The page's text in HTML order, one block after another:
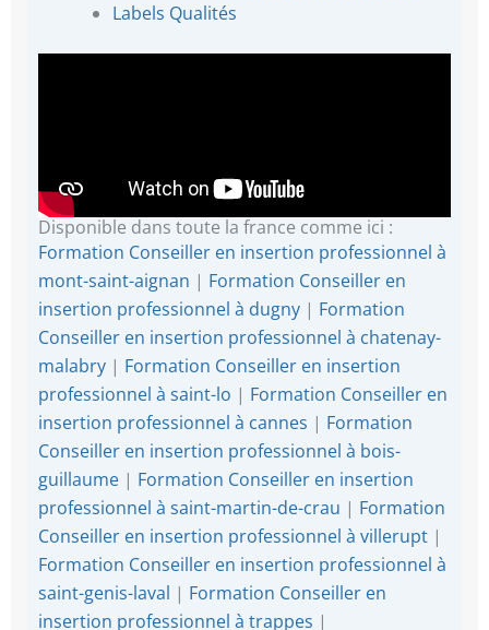
Labels Qualités
Disponible dans toute la france comme ici :
Formation Conseiller en insertion professionnel à
mont-saint-aignan | Formation Conseiller en
insertion professionnel à dugny | Formation
Conseiller en insertion professionnel à chatenay-
malabry | Formation Conseiller en insertion
professionnel à saint-lo | Formation Conseiller en
insertion professionnel à cannes | Formation
Conseiller en insertion professionnel à bois-
guillaume | Formation Conseiller en insertion
professionnel à saint-martin-de-crau | Formation
Conseiller en insertion professionnel à villerupt |
Formation Conseiller en insertion professionnel à
saint-genis-laval | Formation Conseiller en
insertion professionnel à trappes |